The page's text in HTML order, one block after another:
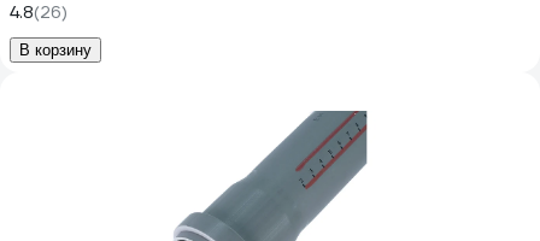
4.8(26)
В корзину